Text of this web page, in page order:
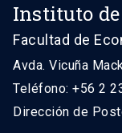
Instituto
Facultad de
Avda. Vicuña
Teléfono: +56 2
Dirección de